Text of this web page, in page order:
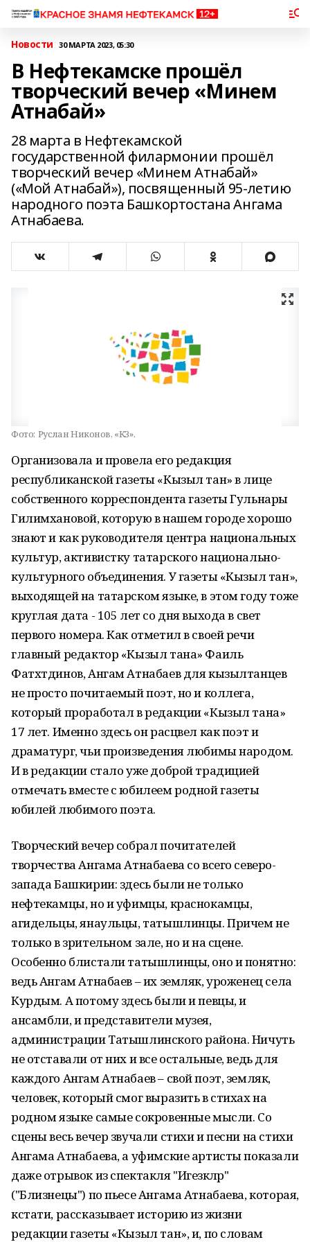
Новости 30 МАРТА 2023, 05:30
В Нефтекамске прошёл
творческий вечер «Минем
Атнабай»
28 марта в Нефтекамской
государственной филармонии прошёл
творческий вечер «Минем Атнабай»
(«Мой Атнабай»), посвященный 95-летию
народного поэта Башкортостана Ангама
Атнабаева.
Фото: Руслан Никонов, «КЗ».
Организовала и провела его редакция
республиканской газеты «Кызыл тан» в лице
собственного корреспондента газеты Гульнары
Гилимхановой, которую в нашем городе хорошо
знают и как руководителя центра национальных
культур, активистку татарского национально-
культурного объединения. У газеты «Кызыл тан»,
выходящей на татарском языке, в этом году тоже
круглая дата - 105 лет со дня выхода в свет
первого номера. Как отметил в своей речи
главный редактор «Кызыл тана» Фаиль
Фатхтдинов, Ангам Атнабаев для кызылтанцев
не просто почитаемый поэт, но и коллега,
который проработал в редакции «Кызыл тана»
17 лет. Именно здесь он расцвел как поэт и
драматург, чьи произведения любимы народом.
И в редакции стало уже доброй традицией
отмечать вместе с юбилеем родной газеты
юбилей любимого поэта.
Творческий вечер собрал почитателей
творчества Ангама Атнабаева со всего северо-
запада Башкирии: здесь были не только
нефтекамцы, но и уфимцы, краснокамцы,
агидельцы, янаульцы, татышлинцы. Причем не
только в зрительном зале, но и на сцене.
Особенно блистали татышлинцы, оно и понятно:
ведь Ангам Атнабаев – их земляк, уроженец села
Курдым. А потому здесь были и певцы, и
ансамбли, и представители музея,
администрации Татышлинского района. Ничуть
не отставали от них и все остальные, ведь для
каждого Ангам Атнабаев – свой поэт, земляк,
человек, который смог выразить в стихах на
родном языке самые сокровенные мысли. Со
сцены весь вечер звучали стихи и песни на стихи
Ангама Атнабаева, а уфимские артисты показали
даже отрывок из спектакля "Игезәкләр"
("Близнецы") по пьесе Ангама Атнабаева, которая,
кстати, рассказывает историю из жизни
редакции газеты «Кызыл тан», и, по словам